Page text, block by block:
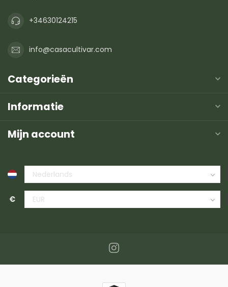
+34630124215
info@casacultivar.com
Categorieën
Informatie
Mijn account
€